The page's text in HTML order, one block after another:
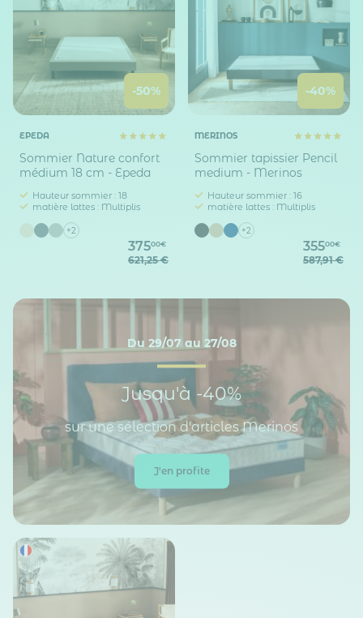
-50%
EPEDA
Sommier Nature confort
médium 18 cm - Epeda
Hauteur sommier : 18
matière lattes : Multiplis
+2
37500€
621,25 €
-40%
MERINOS
Sommier tapissier Pencil
medium - Merinos
Hauteur sommier : 16
matière lattes : Multiplis
+2
35500€
587,91 €
Du 29/07 au 27/08
Jusqu'à -40%
sur une sélection d'articles Merinos
J'en profite